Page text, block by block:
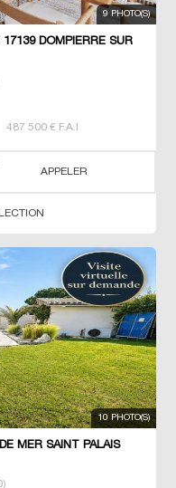
9 PHOTO(S)
DOMPIERRE SUR
487 500 € F.A.I
APPELER
10 PHOTO(S)
MER SAINT PALAIS
)